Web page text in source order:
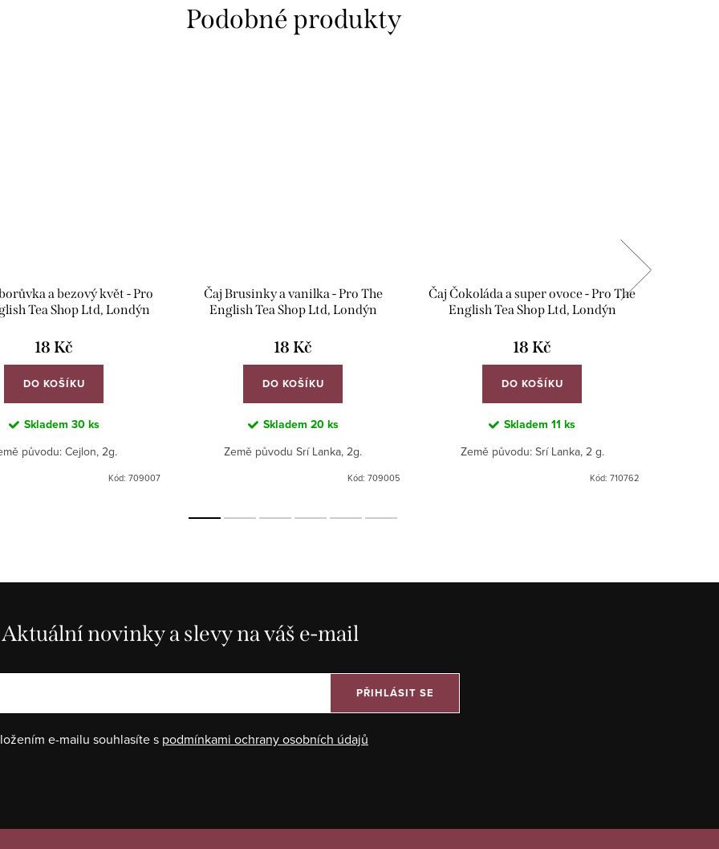
a bezový květ - Pro
Tea Shop Ltd, Londýn
18 Kč
DO KOŠÍKU
Skladem 30 ks
původu: Cejlon, 2g.
Kód: 709007
Čaj Brusinky a vanilka - Pro The
English Tea Shop Ltd, Londýn
18 Kč
DO KOŠÍKU
Skladem 20 ks
Země původu Srí Lanka, 2g.
Kód: 709005
Čaj Čokoláda a super ovoce - Pro The
English Tea Shop Ltd, Londýn
18 Kč
DO KOŠÍKU
Skladem 11 ks
Země původu: Srí Lanka, 2 g.
Kód: 710762
Aktuální novinky a slevy na váš e-mail
e-mailu souhlasíte s podmínkami ochrany osobních údajů
PŘIHLÁSIT SE